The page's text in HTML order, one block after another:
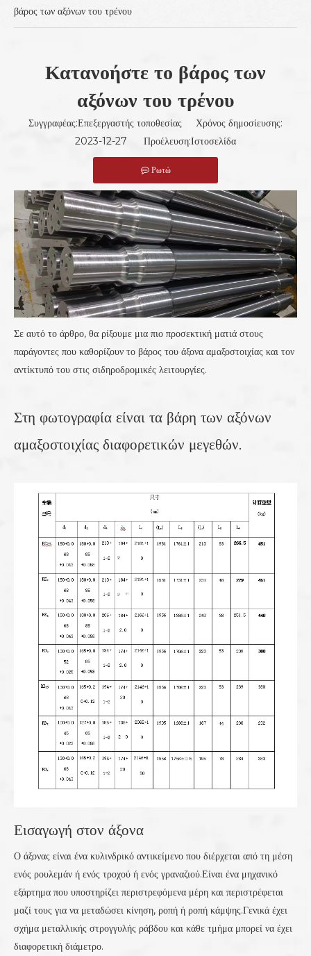
βάρος των αξόνων του τρένου
Κατανοήστε το βάρος των
αξόνων του τρένου
Συγγραφέας:Επεξεργαστής τοποθεσίας Χρόνος δημοσίευσης:
2023-12-27 Προέλευση:Ιστοσελίδα
Ρωτώ
Σε αυτό το άρθρο, θα ρίξουμε μια πιο προσεκτική ματιά στους
παράγοντες που καθορίζουν το βάρος του άξονα αμαξοστοιχίας και τον
αντίκτυπό του στις σιδηροδρομικές λειτουργίες.
Στη φωτογραφία είναι τα βάρη των αξόνων
αμαξοστοιχίας διαφορετικών μεγεθών.
Εισαγωγή στον άξονα
Ο άξονας είναι ένα κυλινδρικό αντικείμενο που διέρχεται από τη μέση
ενός ρουλεμάν ή ενός τροχού ή ενός γραναζιού.Είναι ένα μηχανικό
εξάρτημα που υποστηρίζει περιστρεφόμενα μέρη και περιστρέφεται
μαζί τους για να μεταδώσει κίνηση, ροπή ή ροπή κάμψης.Γενικά έχει
σχήμα μεταλλικής στρογγυλής ράβδου και κάθε τμήμα μπορεί να έχει
διαφορετική διάμετρο.